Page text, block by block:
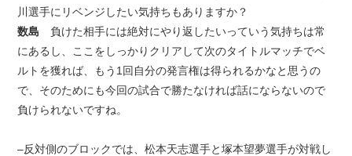
川選手にリベンジしたい気持ちもありますか？
数島 負けた相手には絶対にやり返したいっていう気持ちは常
にあるし、ここをしっかりクリアして次のタイトルマッチでベ
ルトを獲れば、もう1回自分の発言権は得られるかなと思うの
で、そのためにも今回の試合で勝たなければ話にならないので
負けられないですね。
–反対側のブロックでは、松本天志選手と塚本望夢選手が対戦し